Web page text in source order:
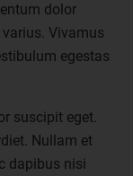
dolor
Vivamus
egestas
suscipit eget.
Nullam et
dapibus nisi
die
(DS-GVO)
soll sowohl für
und